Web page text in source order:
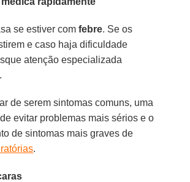
se estiver comfebre. Se os
e caso haja dificuldade
atenção especializada
de serem sintomas comuns, uma
evitar problemas mais sérios e o
de sintomas mais graves de
.